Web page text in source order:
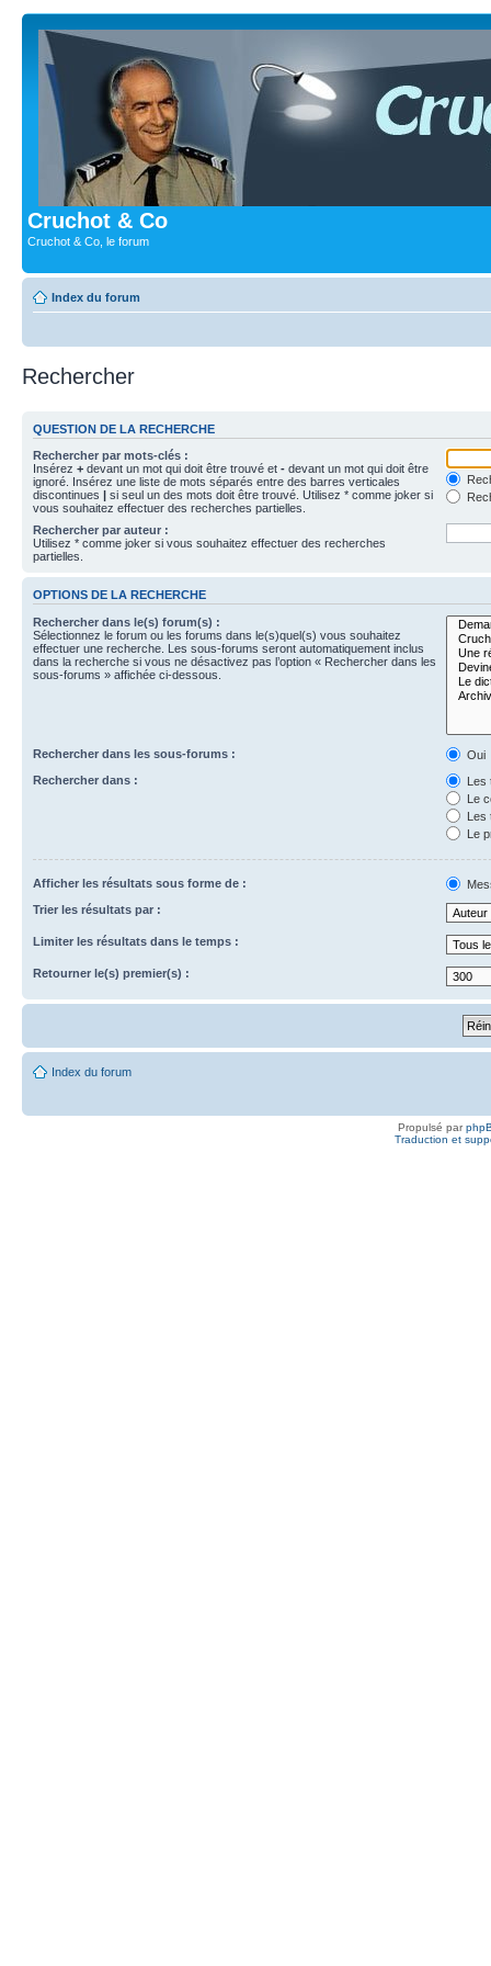
Cruchot & Co
Cruchot & Co, le forum
Index du forum
Rechercher
QUESTION DE LA RECHERCHE
Rechercher par mots-clés :
Insérez + devant un mot qui doit être trouvé et - devant un mot qui doit être
ignoré. Insérez une liste de mots séparés entre des barres verticales
discontinues | si seul un des mots doit être trouvé. Utilisez * comme joker si
vous souhaitez effectuer des recherches partielles.
Rechercher par auteur :
Utilisez * comme joker si vous souhaitez effectuer des recherches
partielles.
OPTIONS DE LA RECHERCHE
Rechercher dans le(s) forum(s) :
Sélectionnez le forum ou les forums dans le(s)quel(s) vous souhaitez
effectuer une recherche. Les sous-forums seront automatiquement inclus
dans la recherche si vous ne désactivez pas l’option « Rechercher dans les
sous-forums » affichée ci-dessous.
Rechercher dans les sous-forums :
Oui
Rechercher dans :
Les
Le
Les
Le
Afficher les résultats sous forme de :
Trier les résultats par :
Limiter les résultats dans le temps :
Retourner le(s) premier(s) :
Index du forum
Propulsé par
Traduction et